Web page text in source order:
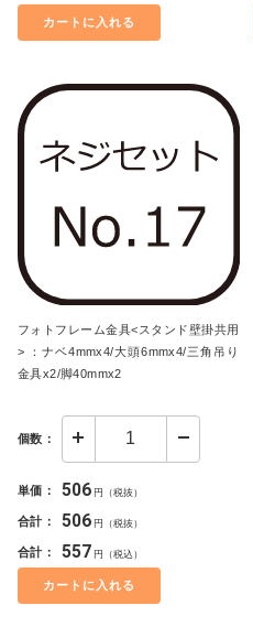
カートに入れる
フォトフレーム金具<スタンド壁掛共用
> ：ナベ4mmx4/大頭6mmx4/三角吊り
金具x2/脚40mmx2
個数：
単価： 506 円（税抜）
合計： 506 円（税抜）
合計： 557 円（税込）
カートに入れる